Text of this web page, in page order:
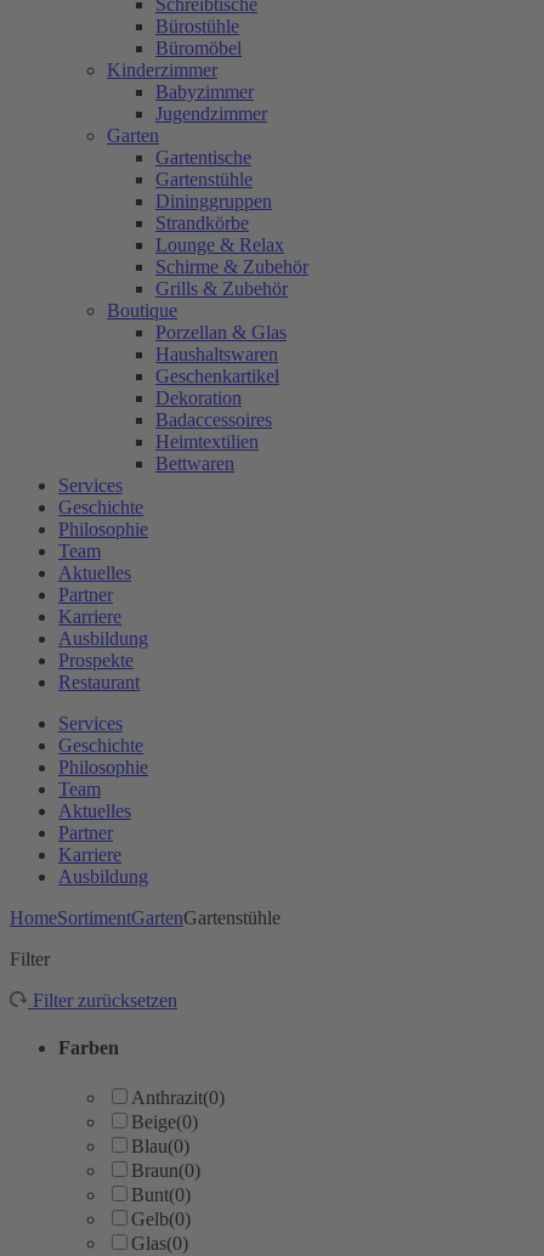
Bürostühle
Büromöbel
Kinderzimmer
Babyzimmer
Jugendzimmer
Garten
Gartentische
Gartenstühle
Dininggruppen
Strandkörbe
Lounge & Relax
Schirme & Zubehör
Grills & Zubehör
Boutique
Porzellan & Glas
Haushaltswaren
Geschenkartikel
Dekoration
Badaccessoires
Heimtextilien
Bettwaren
Services
Geschichte
Philosophie
Team
Aktuelles
Partner
Karriere
Ausbildung
Prospekte
Restaurant
Services
Geschichte
Philosophie
Team
Aktuelles
Partner
Karriere
Ausbildung
HomeSortimentGartenGartenstühle
Filter
Filter zurücksetzen
Farben
Anthrazit(0)
Beige(0)
Blau(0)
Braun(0)
Bunt(0)
Gelb(0)
Glas(0)